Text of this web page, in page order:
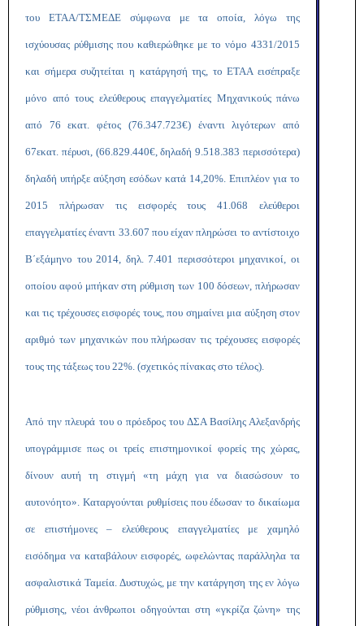
του ΕΤΑΑ/ΤΣΜΕΔΕ σύμφωνα με τα οποία, λόγω της
ισχύουσας ρύθμισης που καθιερώθηκε με το νόμο 4331/2015
και σήμερα συζητείται η κατάργησή της, το ΕΤΑΑ εισέπραξε
μόνο από τους ελεύθερους επαγγελματίες Μηχανικούς πάνω
από 76 εκατ. φέτος (76.347.723€) έναντι λιγότερων από
67εκατ. πέρυσι, (66.829.440€, δηλαδή 9.518.383 περισσότερα)
δηλαδή υπήρξε αύξηση εσόδων κατά 14,20%. Επιπλέον για το
2015 πλήρωσαν τις εισφορές τους 41.068 ελεύθεροι
επαγγελματίες έναντι 33.607 που είχαν πληρώσει το αντίστοιχο
Β΄εξάμηνο του 2014, δηλ. 7.401 περισσότεροι μηχανικοί, οι
οποίου αφού μπήκαν στη ρύθμιση των 100 δόσεων, πλήρωσαν
και τις τρέχουσες εισφορές τους, που σημαίνει μια αύξηση στον
αριθμό των μηχανικών που πλήρωσαν τις τρέχουσες εισφορές
τους της τάξεως του 22%. (σχετικός πίνακας στο τέλος).
Από την πλευρά του ο πρόεδρος του ΔΣΑ Βασίλης Αλεξανδρής
υπογράμμισε πως οι τρείς επιστημονικοί φορείς της χώρας,
δίνουν αυτή τη στιγμή «τη μάχη για να διασώσουν το
αυτονόητο». Καταργούνται ρυθμίσεις που έδωσαν το δικαίωμα
σε επιστήμονες – ελεύθερους επαγγελματίες με χαμηλό
εισόδημα να καταβάλουν εισφορές, ωφελώντας παράλληλα τα
ασφαλιστικά Ταμεία. Δυστυχώς, με την κατάργηση της εν λόγω
ρύθμισης, νέοι άνθρωποι οδηγούνται στη «γκρίζα ζώνη» της